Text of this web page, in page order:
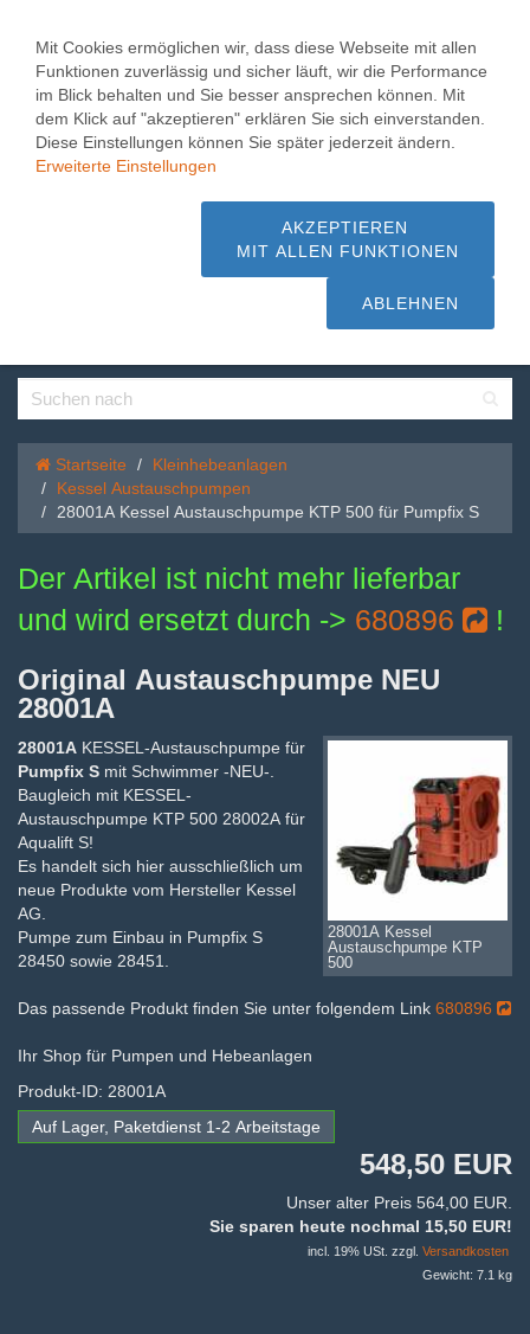
28001A Kessel
Austauschpumpe KTP
500 für Pumpfix S
1.000 m² Pumpen + Hebeanlagen,
Beratung + Service - schnelle Lieferung
Startseite
Kleinhebeanlagen
Kessel Austauschpumpen
28001A Kessel Austauschpumpe KTP 500 für Pumpfix S
Der Artikel ist nicht mehr lieferbar
und wird ersetzt durch -> 680896
!
Original Austauschpumpe NEU
28001A
28001A Kessel
Austauschpumpe KTP
500
28001A KESSEL-Austauschpumpe für
Pumpfix S mit Schwimmer -NEU-.
Baugleich mit KESSEL-
Austauschpumpe KTP 500 28002A für
Aqualift S!
Es handelt sich hier ausschließlich um
neue Produkte vom Hersteller Kessel
AG.
Pumpe zum Einbau in Pumpfix S
28450 sowie 28451.
Das passende Produkt finden Sie unter folgendem Link 680896
Ihr Shop für Pumpen und Hebeanlagen
Produkt-ID: 28001A
Auf Lager, Paketdienst 1-2 Arbeitstage
548,50 EUR
Unser alter Preis 564,00 EUR.
Sie sparen heute nochmal 15,50 EUR!
incl. 19% USt. zzgl. Versandkosten
Gewicht: 7.1 kg
Mit Cookies ermöglichen wir, dass diese Webseite mit allen
Funktionen zuverlässig und sicher läuft, wir die Performance
im Blick behalten und Sie besser ansprechen können. Mit
dem Klick auf "akzeptieren" erklären Sie sich einverstanden.
Diese Einstellungen können Sie später jederzeit ändern.
Erweiterte Einstellungen
AKZEPTIEREN
MIT ALLEN FUNKTIONEN
ABLEHNEN